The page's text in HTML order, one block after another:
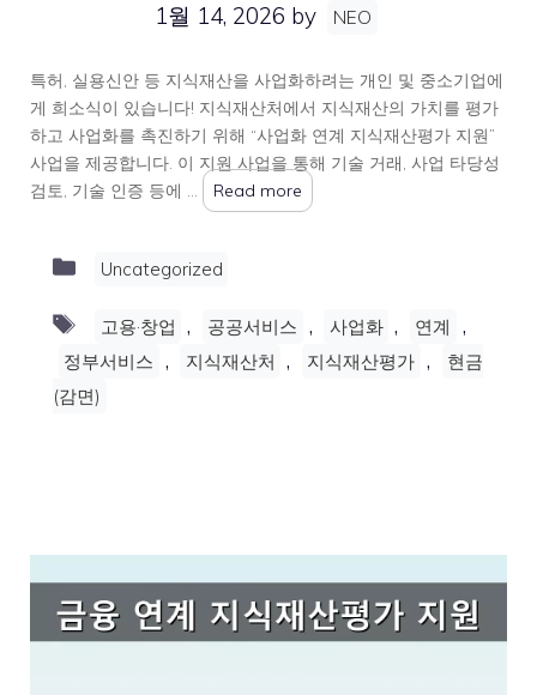
1월 14, 2026 by NEO
특허, 실용신안 등 지식재산을 사업화하려는 개인 및 중소기업에
게 희소식이 있습니다! 지식재산처에서 지식재산의 가치를 평가
하고 사업화를 촉진하기 위해 “사업화 연계 지식재산평가 지원”
사업을 제공합니다. 이 지원 사업을 통해 기술 거래, 사업 타당성
검토, 기술 인증 등에 …
Read more
Categories
Uncategorized
Tags
고용·창업 , 공공서비스 , 사업화 , 연계 ,
정부서비스 , 지식재산처 , 지식재산평가 ,
현금
(감면)